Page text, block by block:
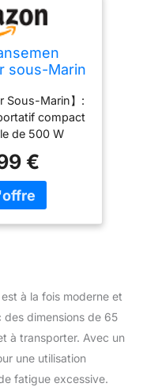
sous-Marin
Scooters De
Poignée
Durée
De 40 À
De
pour
Sous-Marin】:
compact
de 500 W
tr/min et
de vitesse de
Deux modes
la poignée,
sous-marine
: Le booster
portable est
€
à la fois moderne et
dimensions de 65
à transporter. Avec un
une utilisation
fatigue excessive.